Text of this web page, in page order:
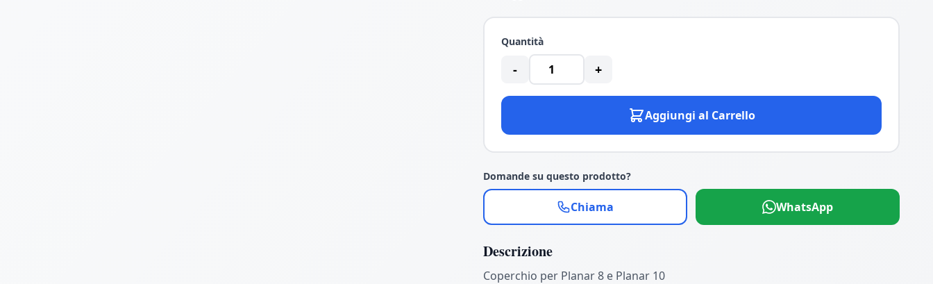
Quantità
- +
Aggiungi al Carrello
Domande su questo prodotto?
Chiama WhatsApp
Descrizione
Coperchio per Planar 8 e Planar 10